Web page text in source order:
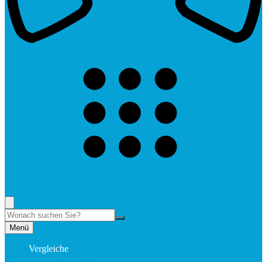
Suche
Menü
Vergleiche